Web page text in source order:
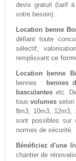
devis gratuit (tarif
votre besoin).
Location benne
défiant toute
sélectif,
remplissant ce
Location benne
bennes :
bennes
basculantesetc.
tousvolumes selon
8m3, 10m3, 12m3,
sont possibles sur
normes de sécurité.
Bénéficiez d'une
chantier de